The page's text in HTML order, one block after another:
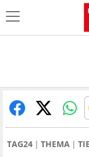
TAG24 THEMA